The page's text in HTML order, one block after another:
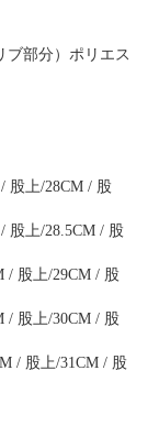
ブ部分）ポリエス
股上/28CM / 股
股上/28.5CM / 股
/ 股上/29CM / 股
/ 股上/30CM / 股
/ 股上/31CM / 股